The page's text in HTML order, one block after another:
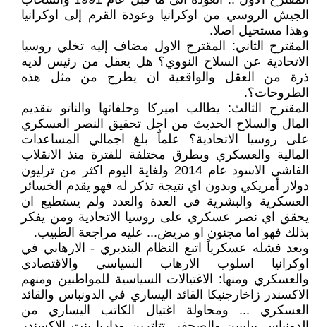
الجيش الروسي من اوكرانيا وعودة القرم إلى اوكرانيا
وهذا مستحيل اصلا.
المقترح الثاني: المقترح الاول مضاف إليه تخلي روسيا
الاتحادية عن السلاح النووي؟ هل يعقل من رئيس لديه
ذرة من العقل والواقعية ان يطرح من مثل هذه
الطروحات؟.
المقترح الثالث: يطالب اميركا وحلفائها والناتو بتقديم
المال والسلاح الحديث من اجل تحقيق النصر العسكري
على روسيا الاتحادية؟ علماً بلغ اجمالي المساعدات
المالية والعسكري وبطرق مختلفة للفترة منذ الانقلاب
الفاشي الاسود عام 2014 ولغاية اليوم اكثر من ترليون
دولار أمريكي وبدون اي نتيجة تذكر له فهو يقدم الخسائر
العسكرية والبشرية في العدة والعدد ولم يستطيع ان
يحقق اي نصر عسكري على روسيا الاتحادية ومن يفكر
بذلك فهو اما مجنون او مريض... عليه مراجعة الطبيب.
وبعد فشله عسكرياً اتبع النظام البنديري - الارهابي في
اوكرانيا اسلوب الارهاب السياسي والاقتصادي
والعسكري ومنها: الاغتيالات السياسية للمواطنين ومنهم
الاكسندر زاخارجنيكا القائد اليساري في الدونباس والقائد
العسكري ... ومحاولة اغتيال الكاتب اليساري من